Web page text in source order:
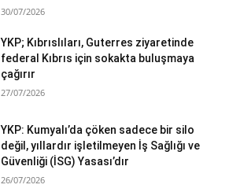
30/07/2026
YKP; Kıbrıslıları, Guterres ziyaretinde
federal Kıbrıs için sokakta buluşmaya
çağırır
27/07/2026
YKP: Kumyalı’da çöken sadece bir silo
değil, yıllardır işletilmeyen İş Sağlığı ve
Güvenliği (İSG) Yasası’dır
26/07/2026